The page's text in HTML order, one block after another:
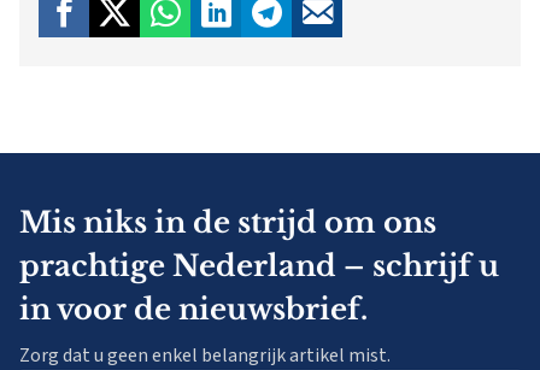
Mis niks in de strijd om ons
prachtige Nederland – schrijf u
in voor de nieuwsbrief.
Zorg dat u geen enkel belangrijk artikel mist.